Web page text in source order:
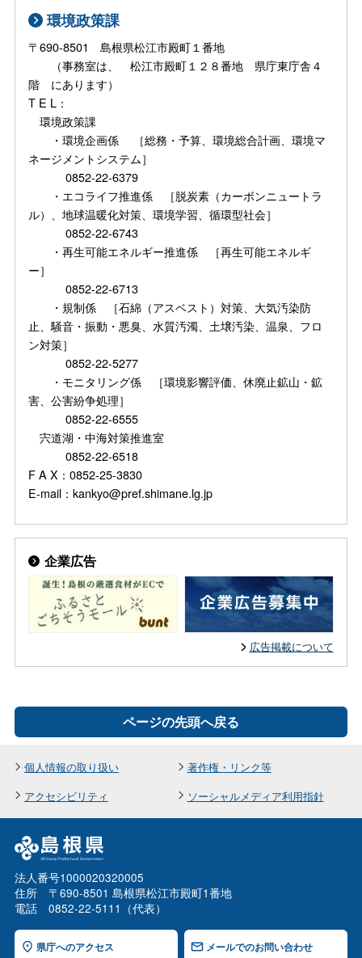
環境政策課
〒690-8501 島根県松江市殿町１番地
（事務室は、 松江市殿町１２８番地 県庁東庁舎４
階 にあります）
T E L：
環境政策課
・環境企画係 ［総務・予算、環境総合計画、環境マ
ネージメントシステム］
0852-22-6379
・エコライフ推進係 ［脱炭素（カーボンニュートラ
ル）、地球温暖化対策、環境学習、循環型社会］
0852-22-6743
・再生可能エネルギー推進係 ［再生可能エネルギ
ー］
0852-22-6713
・規制係 ［石綿（アスベスト）対策、大気汚染防
止、騒音・振動・悪臭、水質汚濁、土壌汚染、温泉、フロ
ン対策］
0852-22-5277
・モニタリング係 ［環境影響評価、休廃止鉱山・鉱
害、公害紛争処理］
0852-22-6555
宍道湖・中海対策推進室
0852-22-6518
F A X：0852-25-3830
E-mail：kankyo@pref.shimane.lg.jp
企業広告
広告掲載について
ページの先頭へ戻る
個人情報の取り扱い
著作権・リンク等
アクセシビリティ
ソーシャルメディア利用指針
法人番号1000020320005
住所 〒690-8501 島根県松江市殿町1番地
電話 0852-22-5111（代表）
県庁へのアクセス メールでのお問い合わせ